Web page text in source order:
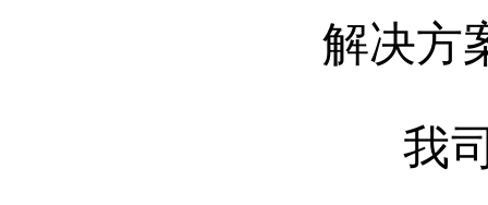
解决方
我